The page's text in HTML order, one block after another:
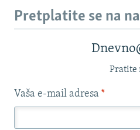
Pretplatite se na
Pratite
Vaša e-mail adresa *